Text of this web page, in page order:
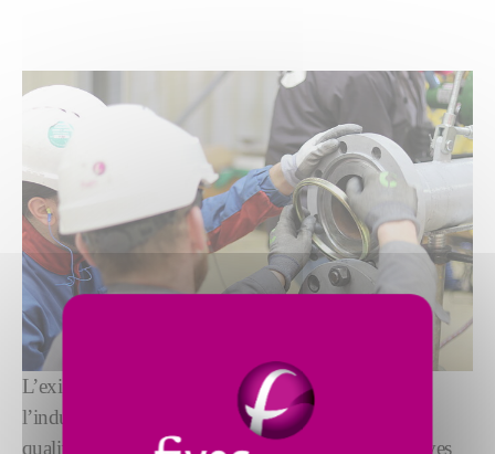
L’exigence croissante des marchés et des métiers de
l’industrie amènent à garantir un haut niveau de
qualification des équipes. C’est dans ce cadre que Fives